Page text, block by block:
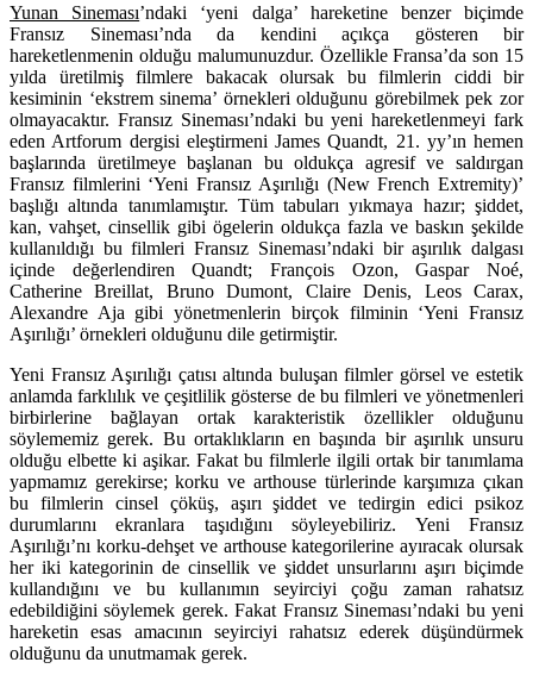
Yunan Sineması’ndaki ‘yeni dalga’ hareketine benzer biçimde
Fransız Sineması’nda da kendini açıkça gösteren bir
hareketlenmenin olduğu malumunuzdur. Özellikle Fransa’da son 15
yılda üretilmiş filmlere bakacak olursak bu filmlerin ciddi bir
kesiminin ‘ekstrem sinema’ örnekleri olduğunu görebilmek pek zor
olmayacaktır. Fransız Sineması’ndaki bu yeni hareketlenmeyi fark
eden Artforum dergisi eleştirmeni James Quandt, 21. yy’ın hemen
başlarında üretilmeye başlanan bu oldukça agresif ve saldırgan
Fransız filmlerini ‘Yeni Fransız Aşırılığı (New French Extremity)’
başlığı altında tanımlamıştır. Tüm tabuları yıkmaya hazır; şiddet,
kan, vahşet, cinsellik gibi ögelerin oldukça fazla ve baskın şekilde
kullanıldığı bu filmleri Fransız Sineması’ndaki bir aşırılık dalgası
içinde değerlendiren Quandt; François Ozon, Gaspar Noé,
Catherine Breillat, Bruno Dumont, Claire Denis, Leos Carax,
Alexandre Aja gibi yönetmenlerin birçok filminin ‘Yeni Fransız
Aşırılığı’ örnekleri olduğunu dile getirmiştir.
Yeni Fransız Aşırılığı çatısı altında buluşan filmler görsel ve estetik
anlamda farklılık ve çeşitlilik gösterse de bu filmleri ve yönetmenleri
birbirlerine bağlayan ortak karakteristik özellikler olduğunu
söylememiz gerek. Bu ortaklıkların en başında bir aşırılık unsuru
olduğu elbette ki aşikar. Fakat bu filmlerle ilgili ortak bir tanımlama
yapmamız gerekirse; korku ve arthouse türlerinde karşımıza çıkan
bu filmlerin cinsel çöküş, aşırı şiddet ve tedirgin edici psikoz
durumlarını ekranlara taşıdığını söyleyebiliriz. Yeni Fransız
Aşırılığı’nı korku-dehşet ve arthouse kategorilerine ayıracak olursak
her iki kategorinin de cinsellik ve şiddet unsurlarını aşırı biçimde
kullandığını ve bu kullanımın seyirciyi çoğu zaman rahatsız
edebildiğini söylemek gerek. Fakat Fransız Sineması’ndaki bu yeni
hareketin esas amacının seyirciyi rahatsız ederek düşündürmek
olduğunu da unutmamak gerek.